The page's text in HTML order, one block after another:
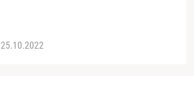
25.10.2022